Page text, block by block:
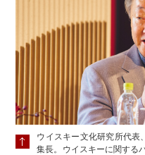
ウイスキー文化研究所代表
集長。ウイスキーに関する